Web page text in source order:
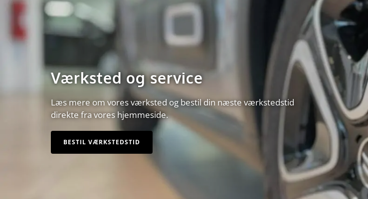
Værksted og service
Læs mere om vores værksted og bestil din næste værkstedstid
direkte fra vores hjemmeside.
BESTIL VÆRKSTEDSTID